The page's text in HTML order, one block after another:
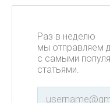
Раз в неделю
мы отправляем
с самыми
статьями.